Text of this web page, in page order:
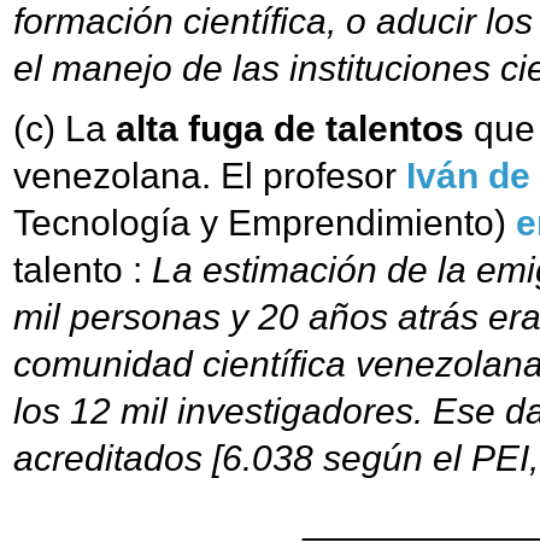
formación científica, o aducir
el manejo de las instituciones
(c) La alta fuga de talentos
venezolana. El profesor Iván de
Tecnología y Emprendimiento)
talento : La estimación de la
mil personas y 20 años atrás
comunidad científica
los 12 mil investigadores. Ese
acreditados [6.038 según el